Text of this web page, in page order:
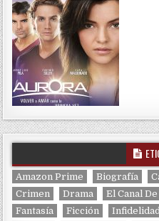
Amazon Prime Biografía
Crimen
Drama El Canal
Fantasía
Ficción Infidelidad